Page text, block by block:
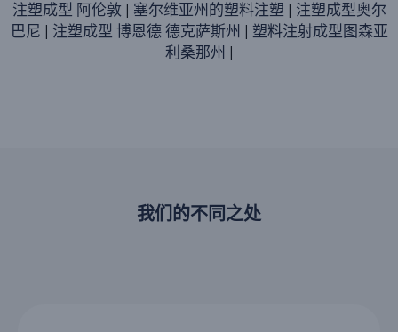
注塑成型 阿伦敦 塞尔维亚州的塑料注塑
注塑成型奥尔
巴尼
注塑成型 博恩德 德克萨斯州
塑料注射成型图森亚
利桑那州
我们的不同之处